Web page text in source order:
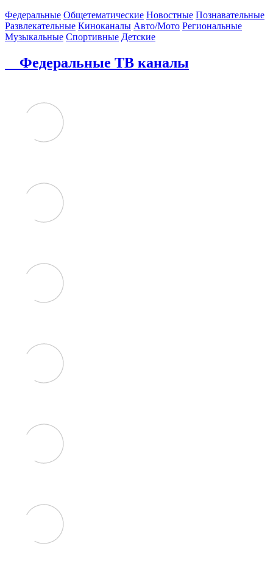
Федеральные Общетематические Новостные Познавательные
Развлекательные Киноканалы Авто/Мото Региональные
Музыкальные Спортивные Детские
Федеральные ТВ каналы